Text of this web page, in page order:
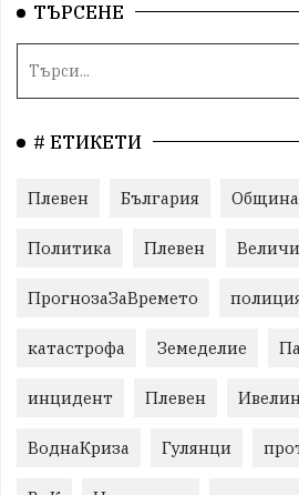
ТЪРСЕНЕ
# ЕТИКЕТИ
Плевен България
Политика Плевен
ПрогнозаЗаВремето
катастрофа Земеделие
инцидент Плевен
ВоднаКриза Гулянци